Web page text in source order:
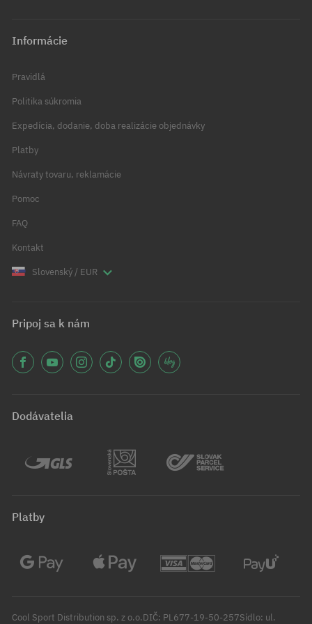
Informácie
Pravidlá
Politika súkromia
Expedícia, dodanie, doba realizácie objednávky
Platby
Návraty tovaru, reklamácie
Pomoc
FAQ
Kontakt
Slovenský / EUR
Pripoj sa k nám
Dodávatelia
Platby
Cool Sport Distribution sp. z o.o.DIČ: PL677-19-50-257Sídlo: ul.